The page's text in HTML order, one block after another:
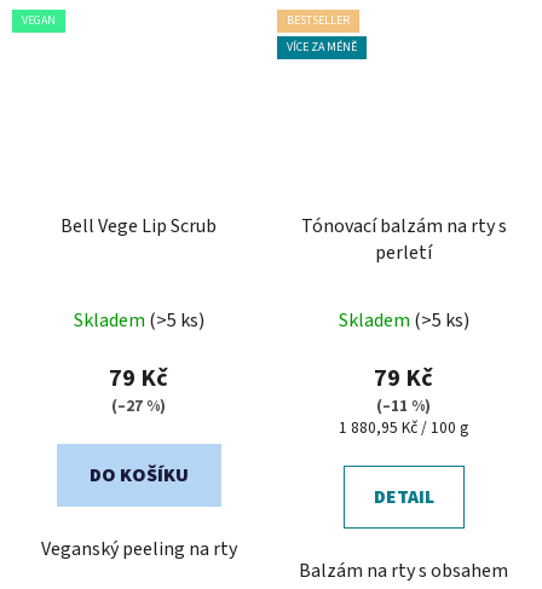
VEGAN
Bell Vege Lip Scrub
hodnocení
produktu
je
z
Skladem (>5 ks)
79 Kč
(–27 %)
DO KOŠÍKU
Veganský peeling na rty
BESTSELLER
VÍCE ZA MÉNĚ
Tónovací balzám na rty s
perletí
hodnocení
produktu
je
5,0
z
5
hvězdiček.
Skladem (>5 ks)
79 Kč
(–11 %)
Měrná
1 880,95 Kč / 100 g
DETAIL
Balzám na rty s obsahem